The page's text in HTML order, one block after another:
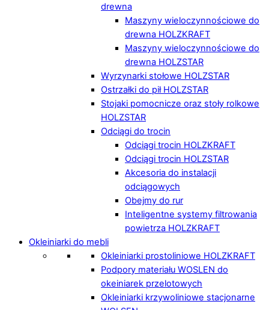
drewna
Maszyny wieloczynnościowe do
drewna HOLZKRAFT
Maszyny wieloczynnościowe do
drewna HOLZSTAR
Wyrzynarki stołowe HOLZSTAR
Ostrzałki do pił HOLZSTAR
Stojaki pomocnicze oraz stoły rolkowe
HOLZSTAR
Odciągi do trocin
Odciągi trocin HOLZKRAFT
Odciągi trocin HOLZSTAR
Akcesoria do instalacji
odciągowych
Obejmy do rur
Inteligentne systemy filtrowania
powietrza HOLZKRAFT
Okleiniarki do mebli
Okleiniarki prostoliniowe HOLZKRAFT
Podpory materiału WOSLEN do
okeiniarek przelotowych
Okleiniarki krzywoliniowe stacjonarne